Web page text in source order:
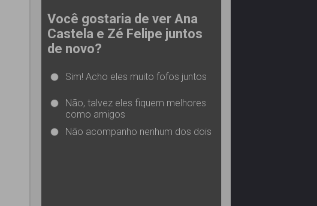
Você gostaria de ver Ana
Castela e Zé Felipe juntos
de novo?
Sim! Acho eles muito fofos juntos
Não, talvez eles fiquem melhores
como amigos
Não acompanho nenhum dos dois